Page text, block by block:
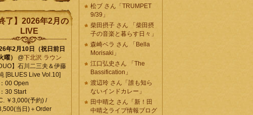
了】2026年2月の
LIVE
年2月10日（祝日前日
曜）
@下北沢 ラウン
DUO】石川二三夫＆伊藤
[BLUES Live Vol.10]
00 Open
30 Start
￥3,000(予約) /
当日)＋Order
松ブ さん「TRUMPET
9/39」
柴田摂子 さん 「柴田摂
子の音楽と暮らす日々」
森崎ベラ さん 「Bella
Morisaki」
江口弘史さん 「The
Bassification」
渡辺玲 さん「誰も知ら
ないインドカレー」
田中晴之 さん「新！田
中晴之ライブ情報ブログ